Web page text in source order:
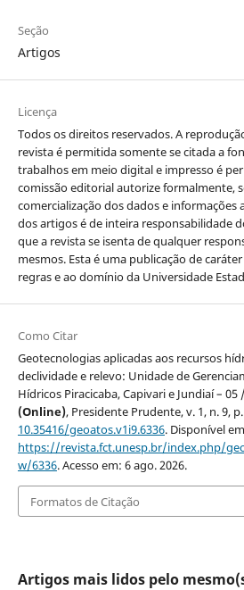
Seção
Artigos
Licença
Todos os direitos reservados. A
revista é permitida somente se citada a
trabalhos em meio digital e impresso é
comissão editorial autorize formalmente,
comercialização dos dados e informações
dos artigos é de inteira responsabilidade
que a revista se isenta de qualquer
mesmos. Esta é uma publicação de
regras e ao domínio da Universidade
Como Citar
Geotecnologias aplicadas aos recursos
declividade e relevo: Unidade de
Hídricos Piracicaba, Capivari e Jundiaí – 05
(Online), Presidente Prudente, v. 1, n. 9,
10.35416/geoatos.v1i9.6336. Disponível
https://revista.fct.unesp.br/index.php/
w/6336. Acesso em: 6 ago. 2026.
Formatos de Citação
Artigos mais lidos pelo